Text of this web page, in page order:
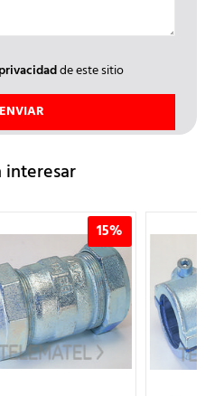
de este sitio
15%